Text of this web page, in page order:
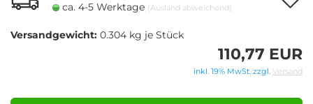
ca. 4-5 Werktage (Ausland abweichend)
Versandgewicht: 0.304 kg je Stück
110,77 EUR
inkl. 19% MwSt. zzgl. Versand